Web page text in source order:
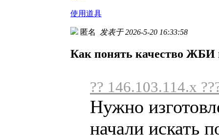
使用道具
匿名 发表于 2026-5-20 16:33:58
Как понять качество ЖБИ
?? 146.103.114.x
Нужно
начали искать